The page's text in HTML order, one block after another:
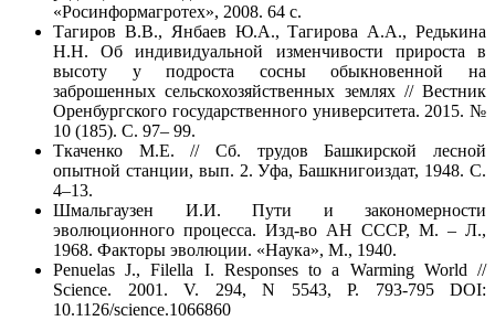
«Росинформагротех», 2008. 64 с.
Тагиров В.В., Янбаев Ю.А., Тагирова А.А., Редькина
Н.Н. Об индивидуальной изменчивости прироста в
высоту у подроста сосны обыкновенной на
заброшенных сельскохозяйственных землях // Вестник
Оренбургского государственного университета. 2015. №
10 (185). С. 97– 99.
Ткаченко М.Е. // Сб. трудов Башкирской лесной
опытной станции, вып. 2. Уфа, Башкнигоиздат, 1948. С.
4–13.
Шмальгаузен И.И. Пути и закономерности
эволюционного процесса. Изд-во АН СССР, М. – Л.,
1968. Факторы эволюции. «Наука», М., 1940.
Penuelas J., Filella I. Responses to a Warming World //
Science. 2001. V. 294, N 5543, P. 793-795 DOI:
10.1126/science.1066860